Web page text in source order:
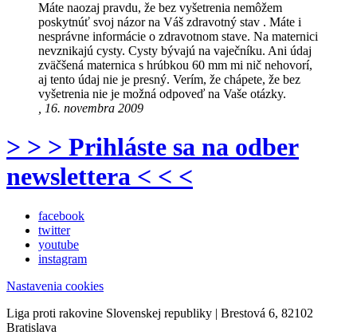
Máte naozaj pravdu, že bez vyšetrenia nemôžem
poskytnúť svoj názor na Váš zdravotný stav . Máte i
nesprávne informácie o zdravotnom stave. Na maternici
nevznikajú cysty. Cysty bývajú na vaječníku. Ani údaj
zväčšená maternica s hrúbkou 60 mm mi nič nehovorí,
aj tento údaj nie je presný. Verím, že chápete, že bez
vyšetrenia nie je možná odpoveď na Vaše otázky.
, 16. novembra 2009
> > > Prihláste sa na odber
newslettera < < <
facebook
twitter
youtube
instagram
Nastavenia cookies
Liga proti rakovine Slovenskej republiky | Brestová 6, 82102
Bratislava